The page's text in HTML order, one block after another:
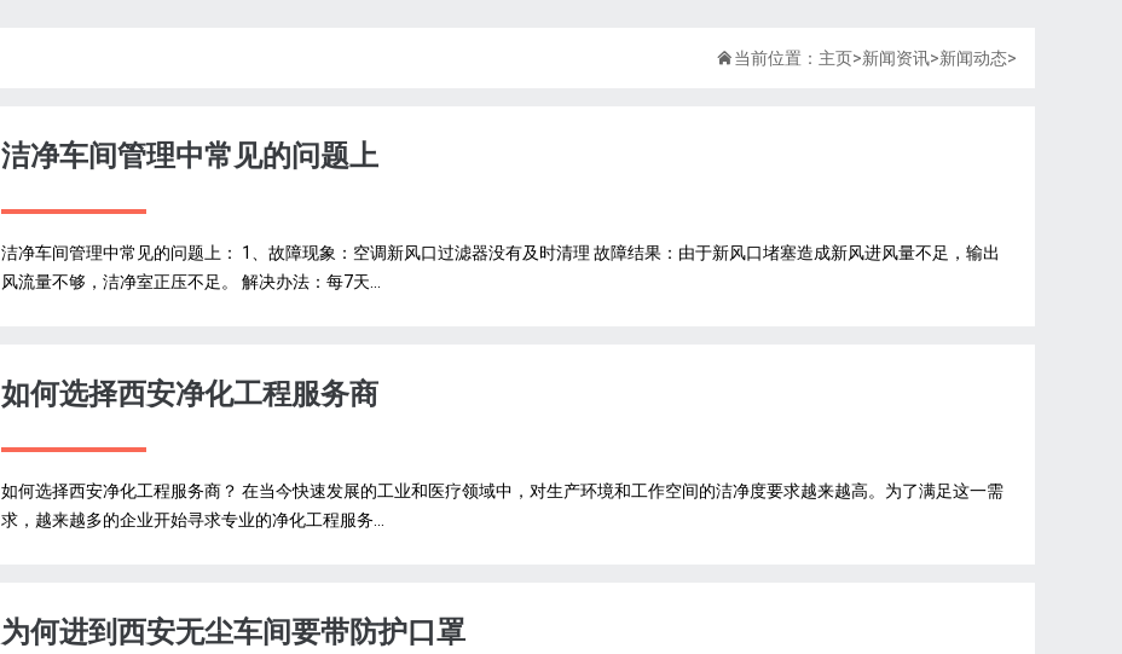
当前位置： 主页>新闻资讯>新闻动态>
洁净车间管理中常见的问题上
洁净车间管理中常见的问题上： 1、故障现象：空调新风口过滤器没有及时清理 故障结果：由于新风口堵塞造成新风进风量不足，输出
风流量不够，洁净室正压不足。 解决办法：每7天...
如何选择西安净化工程服务商
如何选择西安净化工程服务商？ 在当今快速发展的工业和医疗领域中，对生产环境和工作空间的洁净度要求越来越高。为了满足这一需
求，越来越多的企业开始寻求专业的净化工程服务...
为何进到西安无尘车间要带防护口罩